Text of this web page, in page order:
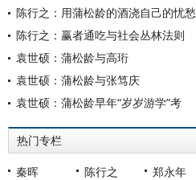
陈行之：用蒲松龄的酒浇自己的忧愁
陈行之：赢者通吃与社会丛林法则
袁世硕：蒲松龄与高珩
袁世硕：蒲松龄与张笃庆
袁世硕：蒲松龄早年“岁岁游学”考
热门专栏
秦晖 陈行之 郑永年